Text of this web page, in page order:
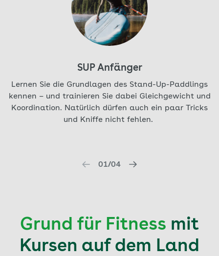
SUP Anfänger
Lernen Sie die Grundlagen des Stand-Up-Paddlings
kennen – und trainieren Sie dabei Gleichgewicht und
Koordination. Natürlich dürfen auch ein paar Tricks
und Kniffe nicht fehlen.
01/04
Grund für Fitness mit
Kursen auf dem Land